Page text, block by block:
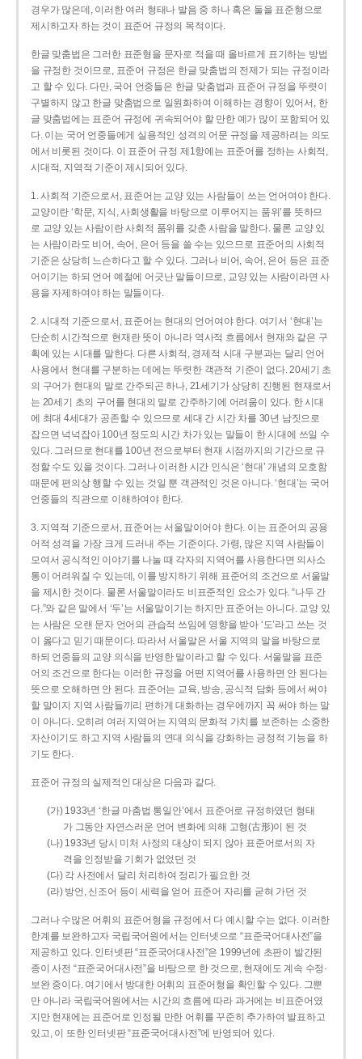
경우가 많은데, 이러한 여러 형태나 발음 중 하나 혹은 둘을 표준형으로
제시하고자 하는 것이 표준어 규정의 목적이다.
한글 맞춤법은 그러한 표준형을 문자로 적을 때 올바르게 표기하는 방법
을 규정한 것이므로, 표준어 규정은 한글 맞춤법의 전제가 되는 규정이라
고 할 수 있다. 다만, 국어 언중들은 한글 맞춤법과 표준어 규정을 뚜렷이
구별하지 않고 한글 맞춤법으로 일원화하여 이해하는 경향이 있어서, 한
글 맞춤법에는 표준어 규정에 귀속되어야 할 만한 예가 많이 포함되어 있
다. 이는 국어 언중들에게 실용적인 성격의 어문 규정을 제공하려는 의도
에서 비롯된 것이다. 이 표준어 규정 제1항에는 표준어를 정하는 사회적,
시대적, 지역적 기준이 제시되어 있다.
1. 사회적 기준으로서, 표준어는 교양 있는 사람들이 쓰는 언어여야 한다.
교양이란 ‘학문, 지식, 사회생활을 바탕으로 이루어지는 품위’를 뜻하므
로 교양 있는 사람이란 사회적 품위를 갖춘 사람을 말한다. 물론 교양 있
는 사람이라도 비어, 속어, 은어 등을 쓸 수는 있으므로 표준어의 사회적
기준은 상당히 느슨하다고 할 수 있다. 그러나 비어, 속어, 은어 등은 표준
어이기는 하되 언어 예절에 어긋난 말들이므로, 교양 있는 사람이라면 사
용을 자제하여야 하는 말들이다.
2. 시대적 기준으로서, 표준어는 현대의 언어여야 한다. 여기서 ‘현대’는
단순히 시간적으로 현재란 뜻이 아니라 역사적 흐름에서 현재와 같은 구
획에 있는 시대를 말한다. 다른 사회적, 경제적 시대 구분과는 달리 언어
사용에서 현대를 구분하는 데에는 뚜렷한 객관적 기준이 없다. 20세기 초
의 구어가 현대의 말로 간주되곤 하나, 21세기가 상당히 진행된 현재로서
는 20세기 초의 구어를 현대의 말로 간주하기에 어려움이 있다. 한 시대
에 최대 4세대가 공존할 수 있으므로 세대 간 시간 차를 30년 남짓으로
잡으면 넉넉잡아 100년 정도의 시간 차가 있는 말들이 한 시대에 쓰일 수
있다. 그러므로 현대를 100년 전으로부터 현재 시점까지의 기간으로 규
정할 수도 있을 것이다. 그러나 이러한 시간 인식은 ‘현대’ 개념의 모호함
때문에 편의상 행할 수 있는 것일 뿐 객관적인 것은 아니다. ‘현대’는 국어
언중들의 직관으로 이해하여야 한다.
3. 지역적 기준으로서, 표준어는 서울말이어야 한다. 이는 표준어의 공용
어적 성격을 가장 크게 드러내 주는 기준이다. 가령, 많은 지역 사람들이
모여서 공식적인 이야기를 나눌 때 각자의 지역어를 사용한다면 의사소
통이 어려워질 수 있는데, 이를 방지하기 위해 표준어의 조건으로 서울말
을 제시한 것이다. 물론 서울말이라도 비표준적인 요소가 있다. “나두 간
다.”와 같은 말에서 ‘두’는 서울말이기는 하지만 표준어는 아니다. 교양 있
는 사람은 오랜 문자 언어의 관습적 쓰임에 영향을 받아 ‘도’라고 쓰는 것
이 옳다고 믿기 때문이다. 따라서 서울말은 서울 지역의 말을 바탕으로
하되 언중들의 교양 의식을 반영한 말이라고 할 수 있다. 서울말을 표준
어의 조건으로 한다는 이러한 규정을 어떤 지역어를 사용하면 안 된다는
뜻으로 오해하면 안 된다. 표준어는 교육, 방송, 공식적 담화 등에서 써야
할 말이지 지역 사람들끼리 편하게 대화하는 경우에까지 꼭 써야 하는 말
이 아니다. 오히려 여러 지역어는 지역의 문화적 가치를 보존하는 소중한
자산이기도 하고 지역 사람들의 연대 의식을 강화하는 긍정적 기능을 하
기도 한다.
표준어 규정의 실제적인 대상은 다음과 같다.
(가) 1933년 ‘한글 마춤법 통일안’에서 표준어로 규정하였던 형태
가 그동안 자연스러운 언어 변화에 의해 고형(古形)이 된 것
(나) 1933년 당시 미처 사정의 대상이 되지 않아 표준어로서의 자
격을 인정받을 기회가 없었던 것
(다) 각 사전에서 달리 처리하여 정리가 필요한 것
(라) 방언, 신조어 등이 세력을 얻어 표준어 자리를 굳혀 가던 것
그러나 수많은 어휘의 표준어형을 규정에서 다 예시할 수는 없다. 이러한
한계를 보완하고자 국립국어원에서는 인터넷으로 “표준국어대사전”을
제공하고 있다. 인터넷판 “표준국어대사전”은 1999년에 초판이 발간된
종이 사전 “표준국어대사전”을 바탕으로 한 것으로, 현재에도 계속 수정·
보완 중이다. 여기에서 방대한 어휘의 표준어형을 확인할 수 있다. 그뿐
만 아니라 국립국어원에서는 시간의 흐름에 따라 과거에는 비표준어였
지만 현재에는 표준어로 인정될 만한 어휘를 꾸준히 추가하여 발표하고
있고, 이 또한 인터넷판 “표준국어대사전”에 반영되어 있다.